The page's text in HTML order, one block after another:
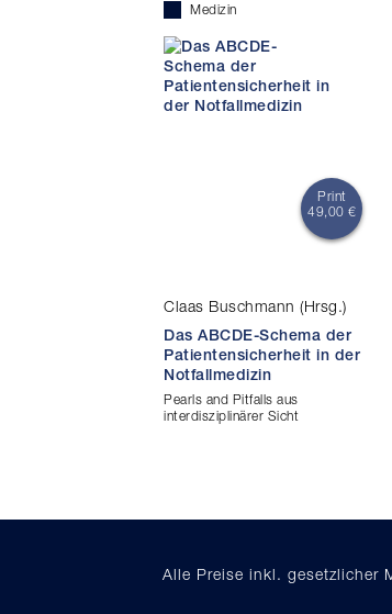
Medizin
Print
49,00 €
Claas Buschmann (Hrsg.)
Das ABCDE-Schema der
Patientensicherheit in der
Notfallmedizin
Pearls and Pitfalls aus
interdisziplinärer Sicht
Alle Preise inkl. gesetzlicher